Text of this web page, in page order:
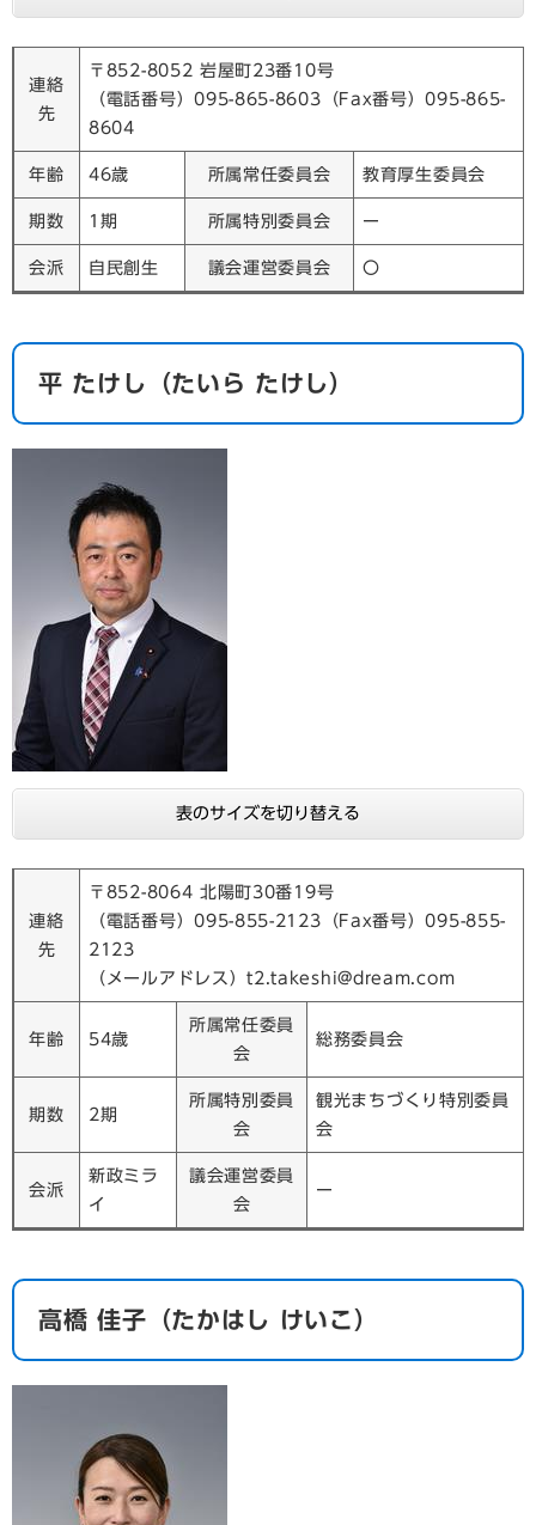
連絡
先
〒852-8052 岩屋町23番10号
（電話番号）095-865-8603（Fax番号）095-865-
8604
年齢 46歳 所属常任委員会 教育厚生委員会
期数 1期 所属特別委員会 ー
会派 自民創生 議会運営委員会 〇
​平 たけし （たいら たけし）
表のサイズを切り替える
連絡
先
〒852-8064 北陽町30番19号
（電話番号）095-855-2123（Fax番号）095-855-
2123
（メールアドレス）t2.takeshi@dream.com
年齢 54歳
所属常任委員
会
総務委員会
期数 2期
所属特別委員
会
観光まちづくり特別委員
会
会派
新政ミラ
イ
議会運営委員
会
ー
​高橋 佳子（たかはし けいこ）